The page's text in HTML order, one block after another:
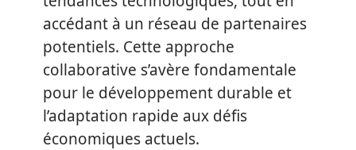
accédant à un réseau de partenaires
potentiels. Cette approche
collaborative s’avère fondamentale
pour le développement durable et
l’adaptation rapide aux défis
économiques actuels.